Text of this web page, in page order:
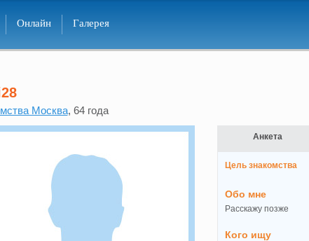
Онлайн Галерея
Москва, 64 года
Анкета
Цель знакомства
Обо мне
Расскажу позже
Кого ищу